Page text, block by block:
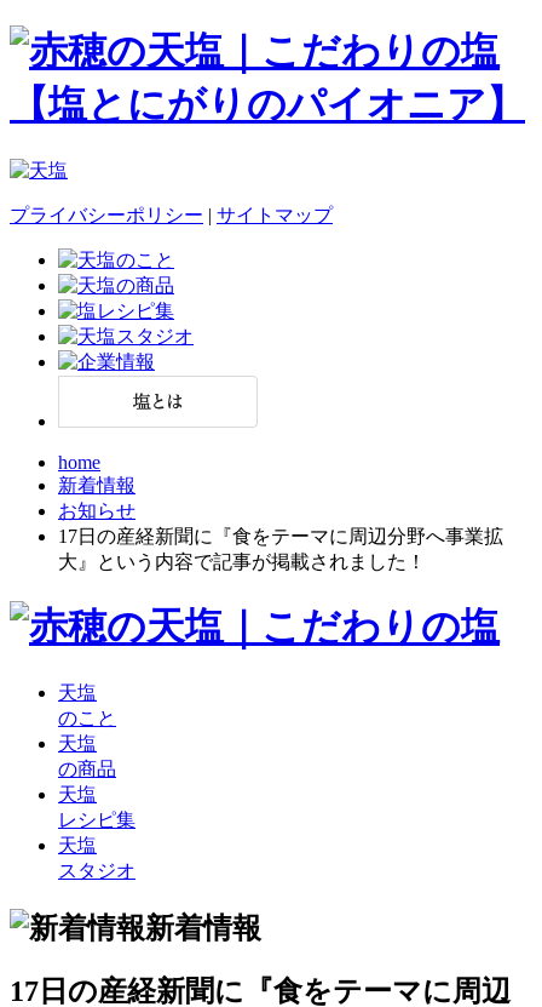
プライバシーポリシー | サイトマップ
home
新着情報
お知らせ
17日の産経新聞に『食をテーマに周辺分野へ事業拡
大』という内容で記事が掲載されました！
天塩
のこと
天塩
の商品
天塩
レシピ集
天塩
スタジオ
新着情報
17日の産経新聞に『食をテーマに周辺